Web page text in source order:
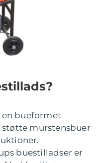
en bueformet
murstensbuer
buestilladser er